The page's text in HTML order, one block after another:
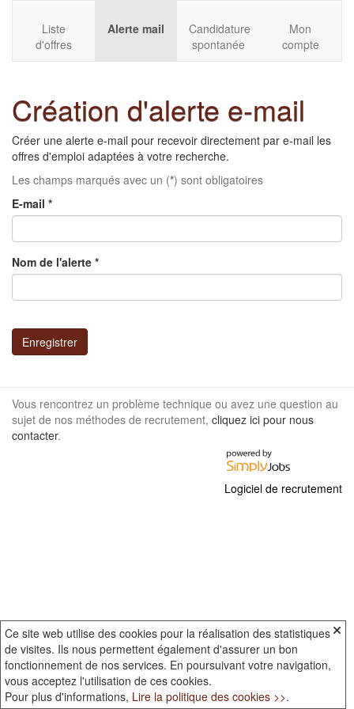
Ce site web utilise des cookies pour la réalisation des statistiques
de visites. Ils nous permettent également d'assurer un bon
fonctionnement de nos services. En poursuivant votre navigation,
vous acceptez l'utilisation de ces cookies.
Pour plus d'informations, Lire la politique des cookies >>.
Liste
d'offres
Alerte mail
Candidature
spontanée
Mon
compte
Création d'alerte e-mail
Créer une alerte e-mail pour recevoir directement par e-mail les
offres d'emploi adaptées à votre recherche.
Les champs marqués avec un (*) sont obligatoires
E-mail *
Nom de l'alerte *
Enregistrer
Vous rencontrez un problème technique ou avez une question au
sujet de nos méthodes de recrutement, cliquez ici pour nous
contacter.
Logiciel de recrutement